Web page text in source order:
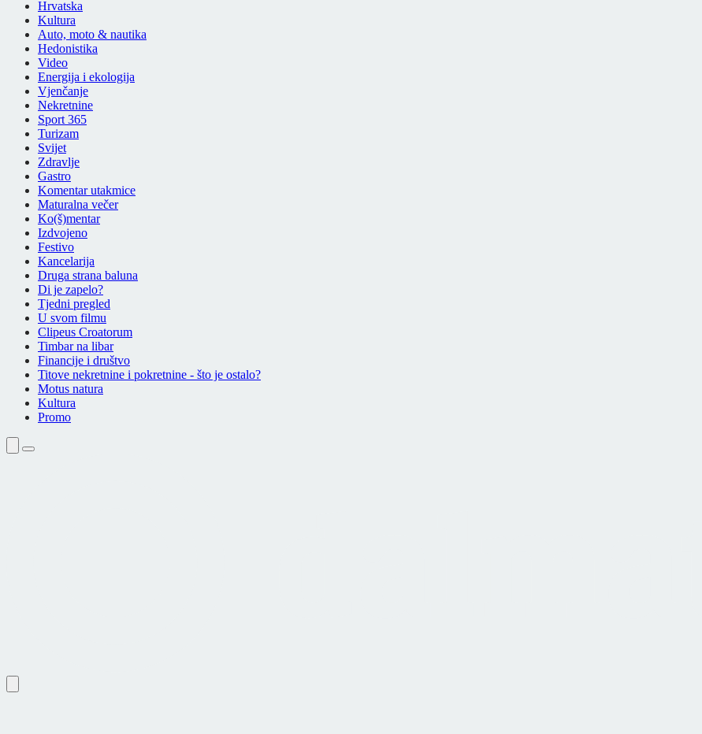
Hrvatska
Kultura
Auto, moto & nautika
Hedonistika
Video
Energija i ekologija
Vjenčanje
Nekretnine
Sport 365
Turizam
Svijet
Zdravlje
Gastro
Komentar utakmice
Maturalna večer
Ko(š)mentar
Izdvojeno
Festivo
Kancelarija
Druga strana baluna
Di je zapelo?
Tjedni pregled
U svom filmu
Clipeus Croatorum
Timbar na libar
Financije i društvo
Titove nekretnine i pokretnine - što je ostalo?
Motus natura
Kultura
Promo